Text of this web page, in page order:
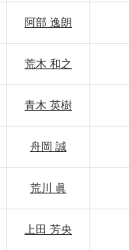
阿部 逸朗
荒木 和之
青木 英樹
舟岡 誠
荒川 眞
上田 芳央